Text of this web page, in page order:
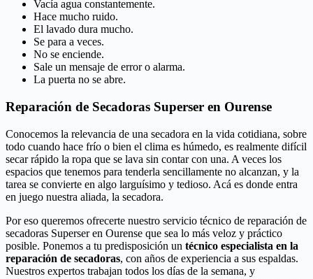
Vacía agua constantemente.
Hace mucho ruido.
El lavado dura mucho.
Se para a veces.
No se enciende.
Sale un mensaje de error o alarma.
La puerta no se abre.
Reparación de Secadoras Superser en Ourense
Conocemos la relevancia de una secadora en la vida cotidiana, sobre
todo cuando hace frío o bien el clima es húmedo, es realmente difícil
secar rápido la ropa que se lava sin contar con una. A veces los
espacios que tenemos para tenderla sencillamente no alcanzan, y la
tarea se convierte en algo larguísimo y tedioso. Acá es donde entra
en juego nuestra aliada, la secadora.
Por eso queremos ofrecerte nuestro servicio técnico de reparación de
secadoras Superser en Ourense que sea lo más veloz y práctico
posible. Ponemos a tu predisposición un técnico especialista en la
reparación de secadoras, con años de experiencia a sus espaldas.
Nuestros expertos trabajan todos los días de la semana, y